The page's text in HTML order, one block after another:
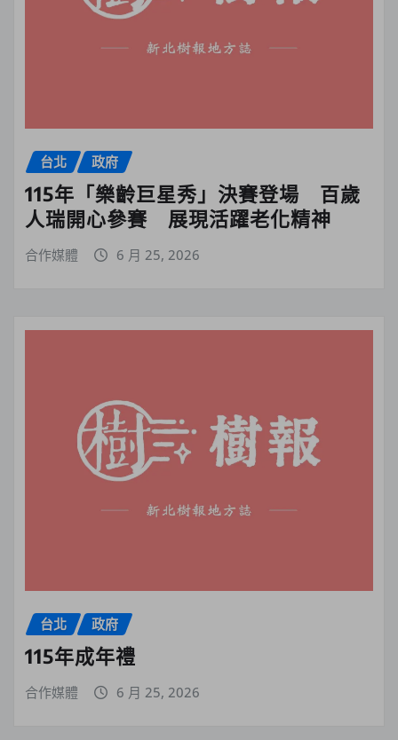
台北 政府
115年「樂齡巨星秀」決賽登場 百歲
人瑞開心參賽 展現活躍老化精神
合作媒體 6 月 25, 2026
台北 政府
115年成年禮
合作媒體 6 月 25, 2026